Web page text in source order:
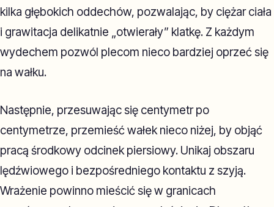
kilka głębokich oddechów, pozwalając, by ciężar ciała
i grawitacja delikatnie „otwierały” klatkę. Z każdym
wydechem pozwól plecom nieco bardziej oprzeć się
na wałku.
Następnie, przesuwając się centymetr po
centymetrze, przemieść wałek nieco niżej, by objąć
pracą środkowy odcinek piersiowy. Unikaj obszaru
lędźwiowego i bezpośredniego kontaktu z szyją.
Wrażenie powinno mieścić się w granicach